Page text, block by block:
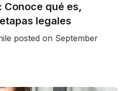
Conoce qué es,
legales
posted on September